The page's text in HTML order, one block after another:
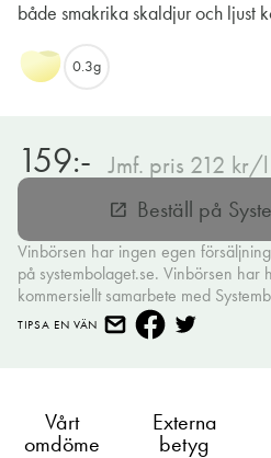
både smakrika skaldjur och ljust
0.3g
159:- Jmf. pris 212 kr/l
open_in_new Beställ på
Vinbörsen har ingen egen
på systembolaget.se. Vinbörsen
kommersiellt samarbete med
TIPSA EN VÄN
Vårt
omdöme
Externa
betyg